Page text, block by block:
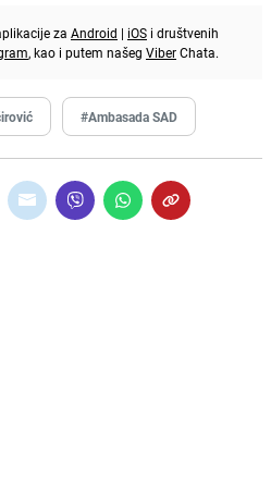
za Android | iOS i društvenih
, kao i putem našeg ViberChata.
#Ambasada SAD